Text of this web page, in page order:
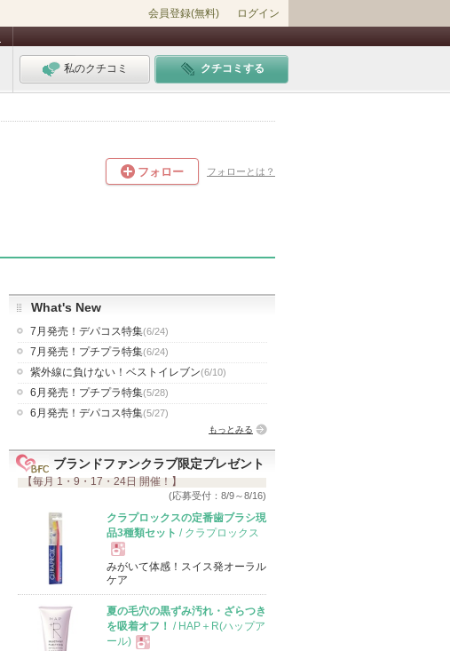
会員登録(無料) ログイン
私のクチコミ クチコミする
フォロー フォローとは？
What's New
7月発売！デパコス特集(6/24)
7月発売！プチプラ特集(6/24)
紫外線に負けない！ベストイレブン(6/10)
6月発売！プチプラ特集(5/28)
6月発売！デパコス特集(5/27)
もっとみる
ブランドファンクラブ限定プレゼント
【毎月 1・9・17・24日 開催！】
(応募受付：8/9～8/16)
クラプロックスの定番歯ブラシ現
品3種類セット / クラプロックス
現
品
みがいて体感！スイス発オーラル
ケア
夏の毛穴の黒ずみ汚れ・ざらつき
を吸着オフ！
/ HAP＋R(ハップア
ール)